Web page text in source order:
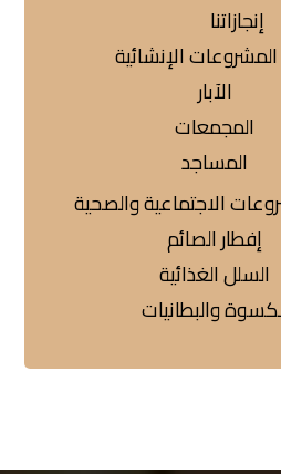
إنجازاتنا
المشروعات الإنشائية
الآبار
المجمعات
المساجد
الاجتماعية والصحية
إفطار الصائم
السلل الغذائية
والبطانيات